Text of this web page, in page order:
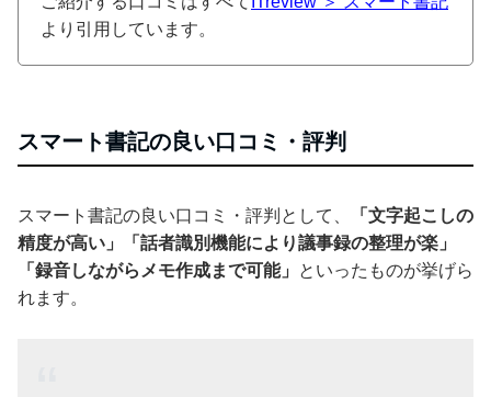
より引用しています。
スマート書記の良い口コミ・評判
スマート書記の良い口コミ・評判として、
「文字起こしの
精度が高い」「話者識別機能により議事録の整理が楽」
「録音しながらメモ作成まで可能」
といったものが挙げら
れます。